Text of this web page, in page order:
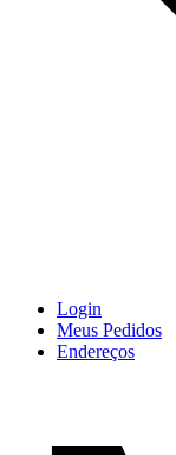
Login
Meus Pedidos
Endereços